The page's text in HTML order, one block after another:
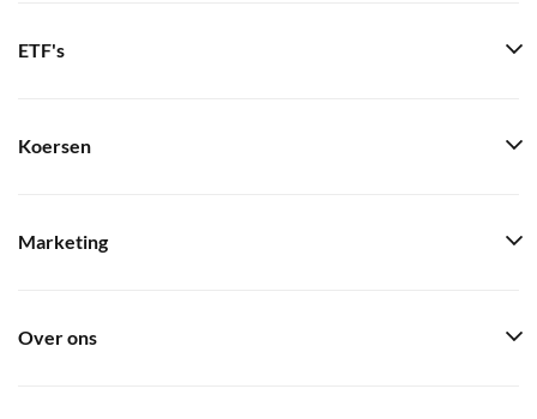
ETF's
Koersen
Marketing
Over ons